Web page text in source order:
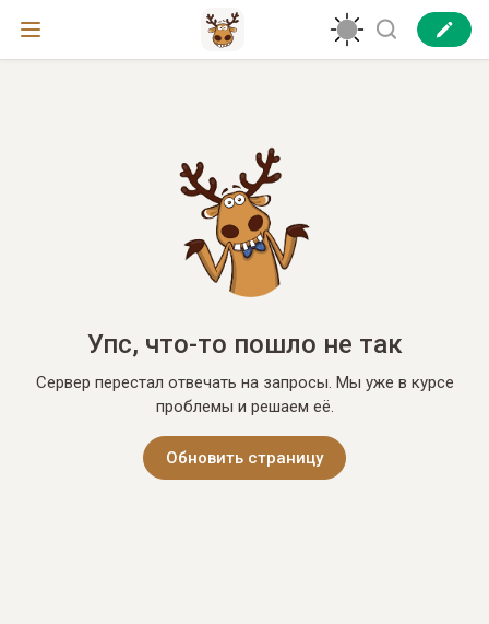
Упс, что-то пошло не так
Сервер перестал отвечать на запросы. Мы уже в курсе
проблемы и решаем её.
Обновить страницу